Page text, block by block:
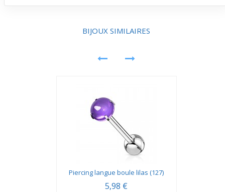
bijou est parfait pour essayer un look coloré sans trop
BIJOUX SIMILAIRES
Piercing langue boule lilas (127)
5,98 €